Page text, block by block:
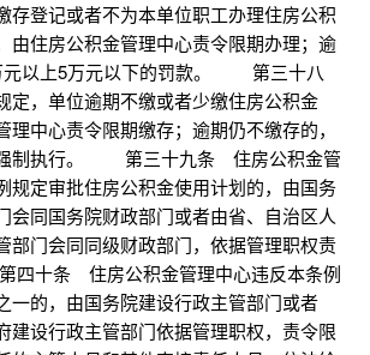
存登记或者不为本单位职工办理住房公积
由住房公积金管理中心责令限期办理；逾
元以上5万元以下的罚款。 第三十八
，单位逾期不缴或者少缴住房公积金
理中心责令限期缴存；逾期仍不缴存的，
强制执行。 第三十九条 住房公积金管
规定审批住房公积金使用计划的，由国务
会同国务院财政部门或者由省、自治区人
部门会同同级财政部门，依据管理职权责
十条 住房公积金管理中心违反本条例
一的，由国务院建设行政主管部门或者
建设行政主管部门依据管理职权，责令限